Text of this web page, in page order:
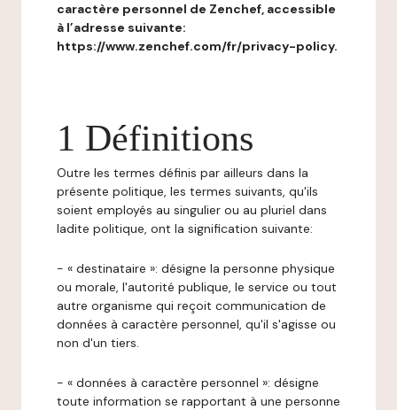
caractère personnel de Zenchef, accessible
à l’adresse suivante:
https://www.zenchef.com/fr/privacy-policy.
1 Définitions
Outre les termes définis par ailleurs dans la
présente politique, les termes suivants, qu'ils
soient employés au singulier ou au pluriel dans
ladite politique, ont la signification suivante:
- « destinataire »: désigne la personne physique
ou morale, l'autorité publique, le service ou tout
autre organisme qui reçoit communication de
données à caractère personnel, qu'il s'agisse ou
non d'un tiers.
- « données à caractère personnel »: désigne
toute information se rapportant à une personne